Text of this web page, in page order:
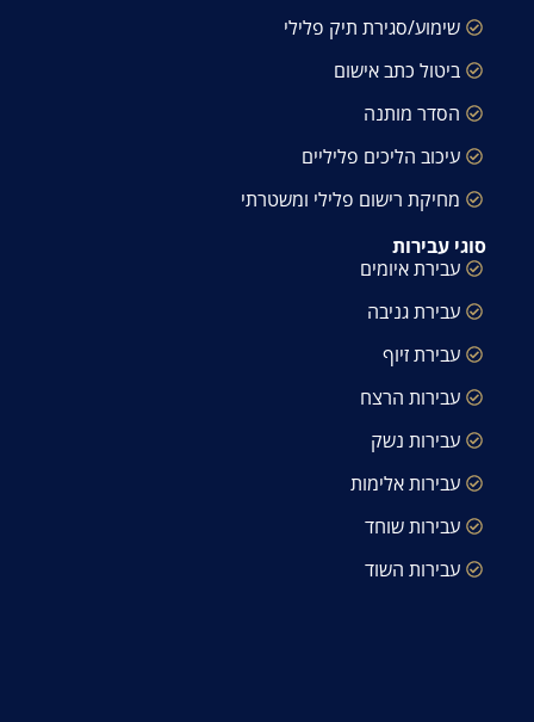
שימוע/סגירת תיק פלילי
ביטול כתב אישום
הסדר מותנה
עיכוב הליכים פליליים
מחיקת רישום פלילי ומשטרתי
סוגי עבירות
עבירת איומים
עבירת גניבה
עבירת זיוף
עבירות הרצח
עבירות נשק
עבירות אלימות
עבירות שוחד
עבירות השוד